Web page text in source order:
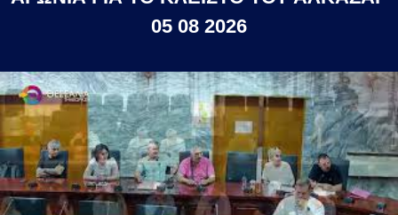
05 08 2026